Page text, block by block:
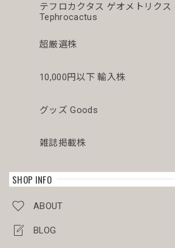
テフロカクタス ゲオメトリクス
Tephrocactus
超厳選株
10,000円以下 輸入株
グッズ Goods
雑誌掲載株
SHOP INFO
ABOUT
BLOG